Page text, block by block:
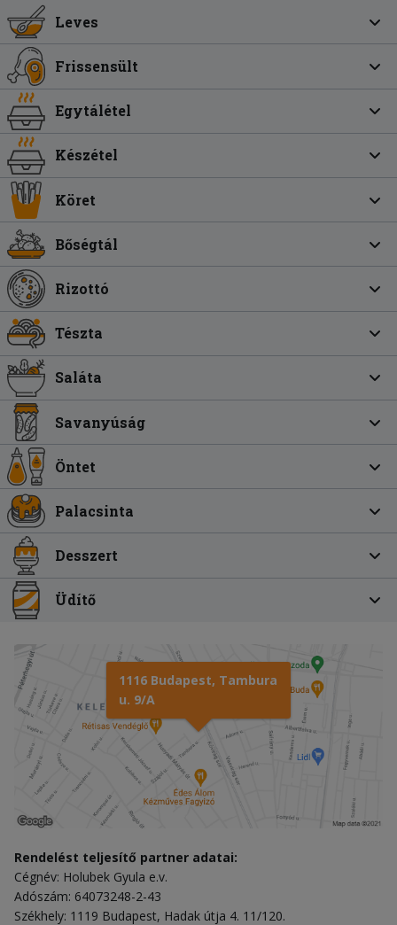
Leves
Frissensült
Egytálétel
Készétel
Köret
Bőségtál
Rizottó
Tészta
Saláta
Savanyúság
Öntet
Palacsinta
Desszert
Üdítő
1116 Budapest, Tambura
u. 9/A
Rendelést teljesítő partner adatai:
Cégnév: Holubek Gyula e.v.
Adószám: 64073248-2-43
Székhely: 1119 Budapest, Hadak útja 4. 11/120.